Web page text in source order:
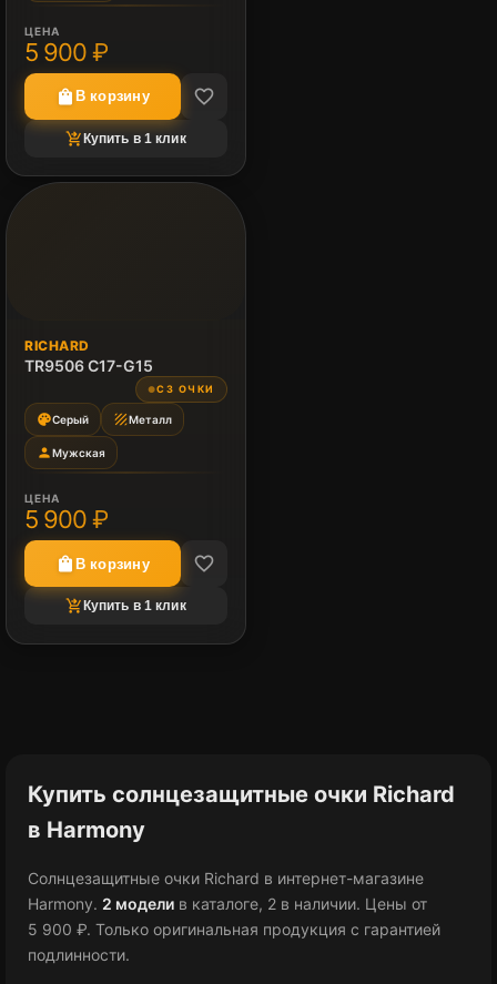
ЦЕНА
5 900 ₽
shopping_bag В корзину favorite_border
shopping_cart_checkoutКупить в 1 клик
RICHARD
TR9506 C17-G15
●СЗ ОЧКИ
paletteСерый textureМеталл
personМужская
ЦЕНА
5 900 ₽
shopping_bag В корзину favorite_border
shopping_cart_checkout Купить в 1 клик
Купить солнцезащитные очки Richard
в Harmony
Солнцезащитные очки Richard в интернет-магазине
Harmony. 2 модели в каталоге, 2 в наличии. Цены от
5 900 ₽. Только оригинальная продукция с гарантией
подлинности.